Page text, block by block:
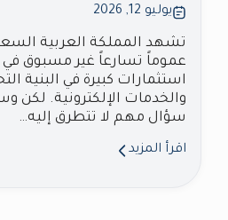
يوليو 12, 2026
تشهد المملكة العربية
عموماً تسارعاً غير مسبوق في
استثمارات كبيرة في البنية
والخدمات الإلكترونية. لكن
سؤال مهم لا تتطرق إليه…
اقرأ المزيد